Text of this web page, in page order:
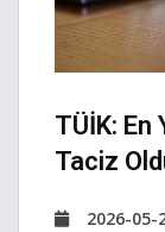
TÜİK: En
Taciz
2026-05-